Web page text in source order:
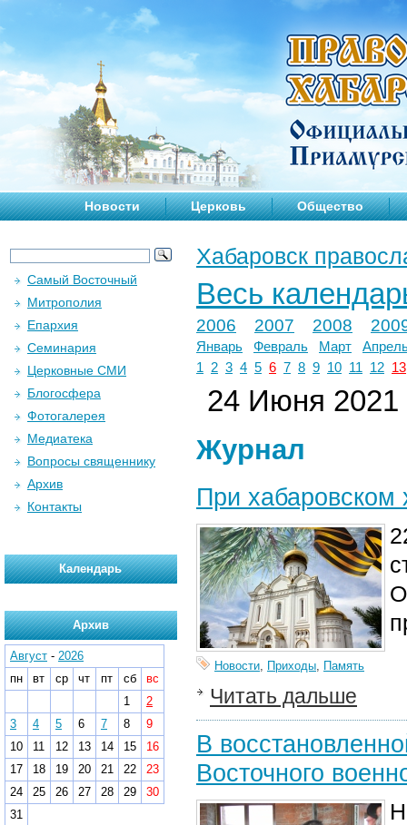
Новости Церковь Общество
Хабаровск
Весь
2006 2007 2008
Январь Февраль Март
1
2 3 4 5 6 7 8 9 10 11 12 13
24 Июня 2021
Журнал
При хабаровском
Новости, Приходы, Память
Читать дальше
В
Восточного
Самый Восточный
Митрополия
Епархия
Семинария
Церковные СМИ
Блогосфера
Фотогалерея
Медиатека
Вопросы священнику
Архив
Контакты
Календарь
Архив
Август - 2026
пн
вт ср чт пт сб
вс
1
2
3
4 5 6 7 8
9
10
11 12 13 14 15
16
17
18 19 20 21 22
23
24
25 26 27 28 29
30
31